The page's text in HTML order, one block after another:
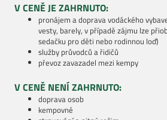
V CENĚ JE ZAHRNUTO:
pronájem a doprava vodáckého
vesty, barely, v případě zájmu lze
sedačku pro děti nebo rodinnou loď)
služby průvodců a řidičů
převoz zavazadel mezi kempy
V CENĚ NENÍ ZAHRNUTO:
doprava osob
kempovné